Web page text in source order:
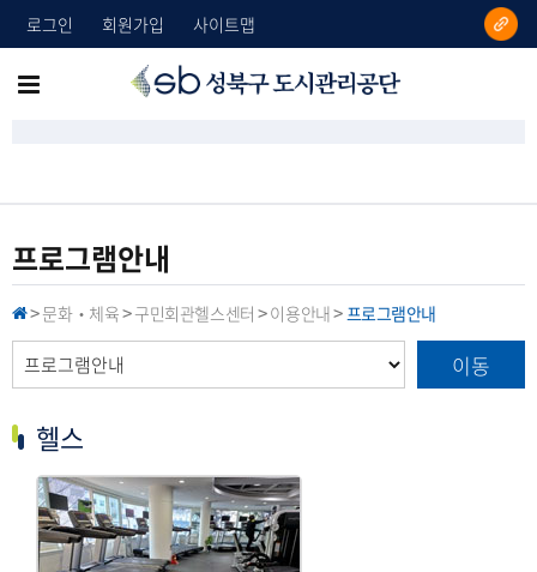
로그인 회원가입 사이트맵
리
공
단
메
보
기
프로그램안내
H
M
> 문화‧체육> 구민회관헬스센터 >이용안내 >프로그램안내
이동
헬스